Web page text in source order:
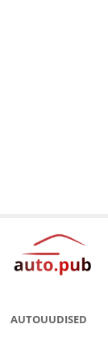
AUTOUUDISED